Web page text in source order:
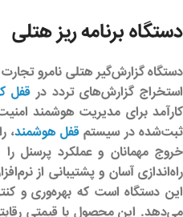
دستگاه برنامه ریز هتلی
دستگاه گزارش‌گیر هتلی نامرو تجارت
استخراج گزارش‌های تردد در قفل
کارآمد برای مدیریت هوشمند
ثبت‌شده در سیستم قفل هوشمند،
خروج مهمانان و عملکرد پرسنل
راه‌اندازی آسان و پشتیبانی از
این دستگاه است که بهره‌وری و
می‌دهد. این محصول با قیمتی